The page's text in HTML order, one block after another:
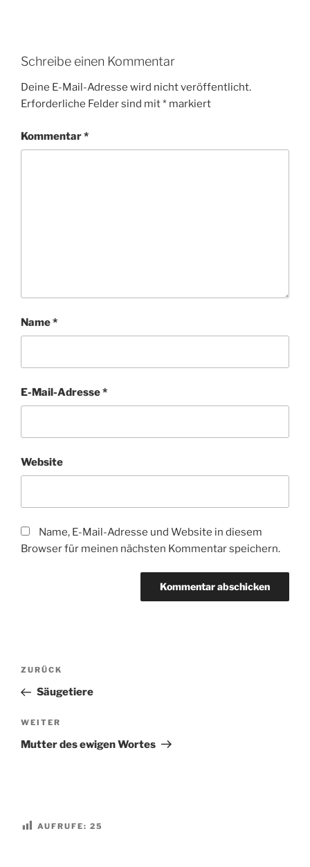
Schreibe einen Kommentar
Deine E-Mail-Adresse wird nicht veröffentlicht.
Erforderliche Felder sind mit* markiert
Kommentar*
Name*
E-Mail-Adresse*
Website
Name, E-Mail-Adresse und Website in diesem
Browser für meinen nächsten Kommentar speichern.
Beitragsnavigation
Vorheriger
Beitrag
ZURÜCK
Säugetiere
Nächster
Beitrag
WEITER
Mutter des ewigen Wortes
AUFRUFE: 25